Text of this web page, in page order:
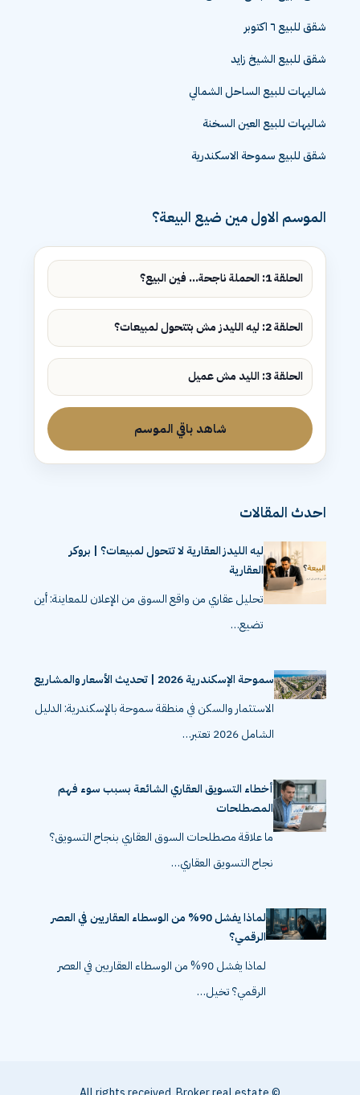
شقق للبيع ٦ اكتوبر
شقق للبيع الشيخ زايد
شاليهات للبيع الساحل الشمالي
شاليهات للبيع العين السخنة
شقق للبيع سموحة الاسكندرية
الموسم الاول مين ضيع البيعة؟
الحلقة 1: الحملة ناجحة... فين البيع؟
الحلقة 2: ليه الليدز مش بتتحول لمبيعات؟
الحلقة 3: الليد مش عميل
شاهد باقي الموسم
احدث المقالات
ليه الليدز العقارية لا تتحول لمبيعات؟ | بروكر
العقارية
تحليل عقاري من واقع السوق من الإعلان للمعاينة: أين
تضيع…
سموحة الإسكندرية 2026 | تحديث الأسعار والمشاريع
الاستثمار والسكن في منطقة سموحة بالإسكندرية: الدليل
الشامل 2026 تعتبر…
أخطاء التسويق العقاري الشائعة بسبب سوء فهم
المصطلحات
ما علاقة مصطلحات السوق العقاري بنجاح التسويق؟
نجاح التسويق العقاري…
لماذا يفشل 90% من الوسطاء العقاريين في العصر
الرقمي؟
لماذا يفشل 90% من الوسطاء العقاريين في العصر
الرقمي؟ تخيل…